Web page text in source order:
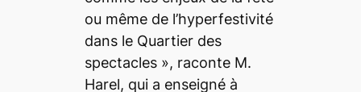
ou même de l’hyperfestivité
dans le Quartier des
spectacles», raconte M.
Harel, qui a enseigné à